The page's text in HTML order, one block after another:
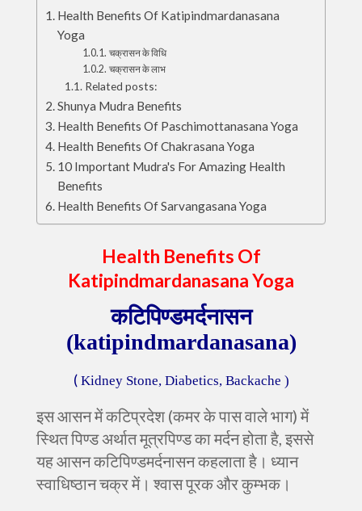
Health Benefits Of Katipindmardanasana
Yoga
चक्रासन के विधि
चक्रासन के लाभ
Related posts:
Shunya Mudra Benefits
Health Benefits Of Paschimottanasana Yoga
Health Benefits Of Chakrasana Yoga
10 Important Mudra's For Amazing Health
Benefits
Health Benefits Of Sarvangasana Yoga
Health Benefits Of
Katipindmardanasana Yoga
कटिपिण्डमर्दनासन
(katipindmardanasana)
(Kidney Stone, Diabetics, Backache )
इस आसन में कटिप्रदेश (कमर के पास वाले भाग) में
स्थित पिण्ड अर्थात मूत्रपिण्ड का मर्दन होता है,इससे
यह आसन कटिपिण्डमर्दनासन कहलाता है। ध्यान
स्वाधिष्ठान चक्र में। श्वास पूरक और कुम्भक।